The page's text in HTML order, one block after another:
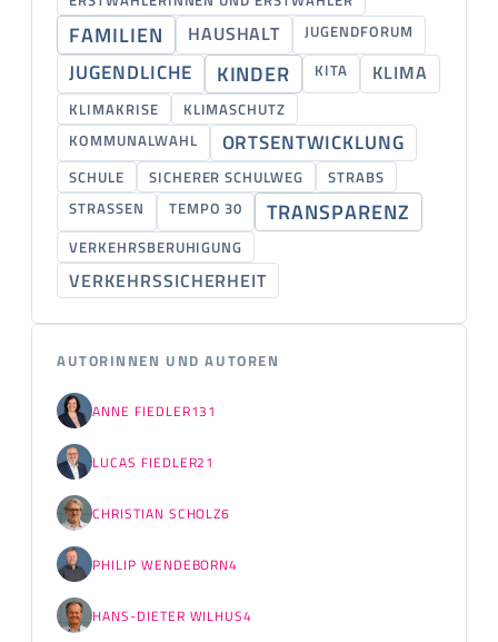
FAMILIEN HAUSHALT JUGENDFORUM
JUGENDLICHE KINDER KITA KLIMA
KLIMAKRISE
KLIMASCHUTZ
KOMMUNALWAHL
ORTSENTWICKLUNG
SCHULE SICHERER SCHULWEG
STRABS
STRASSEN
TEMPO 30 TRANSPARENZ
VERKEHRSBERUHIGUNG
VERKEHRSSICHERHEIT
AUTORINNEN UND AUTOREN
ANNE FIEDLER131
LUCAS FIEDLER21
CHRISTIAN SCHOLZ6
PHILIP WENDEBORN4
HANS-DIETER WILHUS4